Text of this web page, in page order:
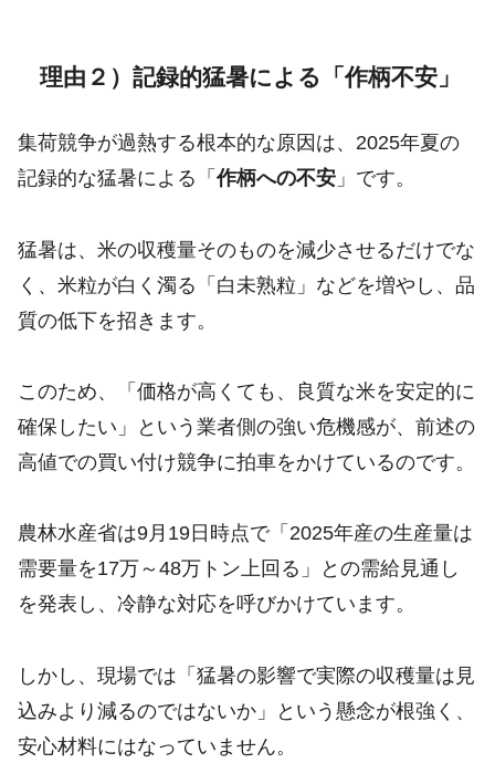
理由２）記録的猛暑による「作柄不安」
集荷競争が過熱する根本的な原因は、2025年夏の
記録的な猛暑による「作柄への不安 」です。
猛暑は、米の収穫量そのものを減少させるだけでな
く、米粒が白く濁る「白未熟粒」などを増やし、品
質の低下を招きます。
このため、「価格が高くても、良質な米を安定的に
確保したい」という業者側の強い危機感が、前述の
高値での買い付け競争に拍車をかけているのです。
農林水産省は9月19日時点で「2025年産の生産量は
需要量を17万～48万トン上回る」との需給見通し
を発表し、冷静な対応を呼びかけています。
しかし、現場では「猛暑の影響で実際の収穫量は見
込みより減るのではないか」という懸念が根強く、
安心材料にはなっていません。